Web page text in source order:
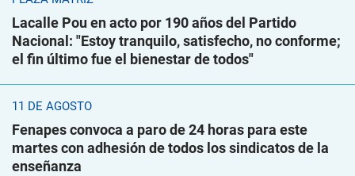
Lacalle Pou en acto por 190 años del Partido
Nacional: "Estoy tranquilo, satisfecho, no conforme;
el fin último fue el bienestar de todos"
11 DE AGOSTO
Fenapes convoca a paro de 24 horas para este
martes con adhesión de todos los sindicatos de la
enseñanza